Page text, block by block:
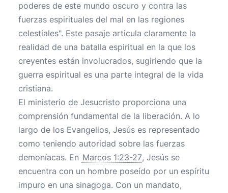
poderes de este mundo oscuro y contra las
fuerzas espirituales del mal en las regiones
celestiales". Este pasaje articula claramente la
realidad de una batalla espiritual en la que los
creyentes están involucrados, sugiriendo que la
guerra espiritual es una parte integral de la vida
cristiana.
El ministerio de Jesucristo proporciona una
comprensión fundamental de la liberación. A lo
largo de los Evangelios, Jesús es representado
como teniendo autoridad sobre las fuerzas
demoníacas. En Marcos 1:23-27, Jesús se
encuentra con un hombre poseído por un espíritu
impuro en una sinagoga. Con un mandato,